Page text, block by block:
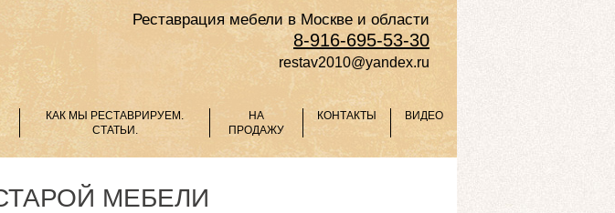
Реставрация мебели в Москве и области
8-916-695-53-30
restav2010@yandex.ru
КАК МЫ РЕСТАВРИРУЕМ.
СТАТЬИ.
НА
ПРОДАЖУ
КОНТАКТЫ ВИДЕО
МЕБЕЛИ